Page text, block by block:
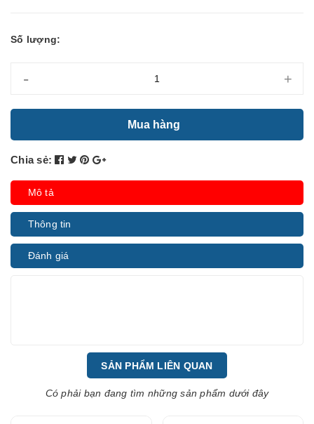
Số lượng:
- +
Mua hàng
Chia sẻ:
Mô tả
Thông tin
Đánh giá
SẢN PHẨM LIÊN QUAN
Có phải bạn đang tìm những sản phẩm dưới đây